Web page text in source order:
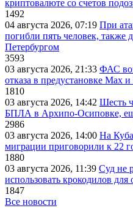
криптовалюте со счетов
1492
04 августа 2026, 07:19 При
погибли пять человек, также
Петербургом
3593
03 августа 2026, 21:33 ФАС
отказа в предустановке Max
1810
03 августа 2026, 14:42 Шесть
БПЛА в Архипо-Осиповке,
2986
03 августа 2026, 14:00 На
миграции приговорили к 22
1880
03 августа 2026, 11:39 Суд не
использовать крокодилов
1847
Все новости